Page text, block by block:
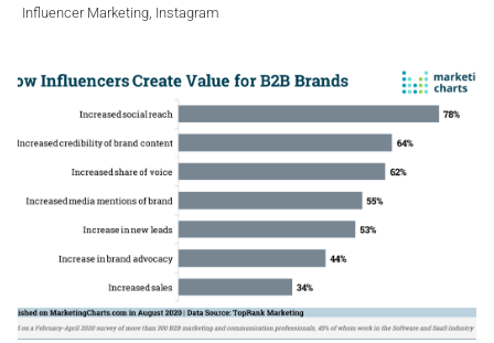
Influencer Marketing, Instagram